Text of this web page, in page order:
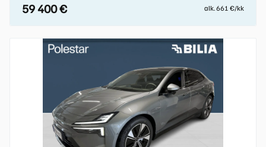
59 400 € alk. 661 €/kk